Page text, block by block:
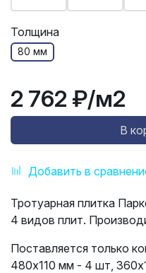
Добавить в
Толщина
80 мм
2 762 ₽/м2
В
Тротуарная плитка
4 видов плит.
Поставляется только
480х110 мм - 4 шт,